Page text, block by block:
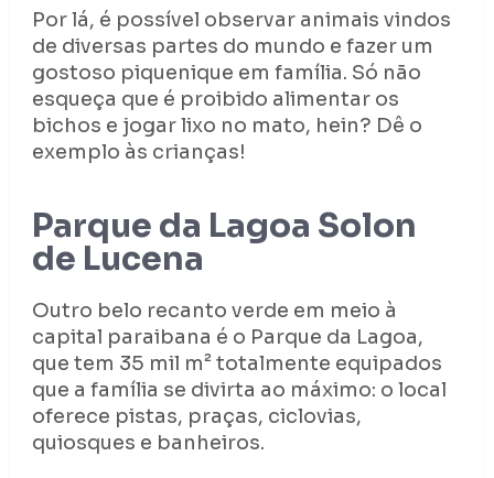
Por lá, é possível observar animais vindos
de diversas partes do mundo e fazer um
gostoso piquenique em família. Só não
esqueça que é proibido alimentar os
bichos e jogar lixo no mato, hein? Dê o
exemplo às crianças!
Parque da Lagoa Solon
de Lucena
Outro belo recanto verde em meio à
capital paraibana é o Parque da Lagoa,
que tem 35 mil m² totalmente equipados
que a família se divirta ao máximo: o local
oferece pistas, praças, ciclovias,
quiosques e banheiros.